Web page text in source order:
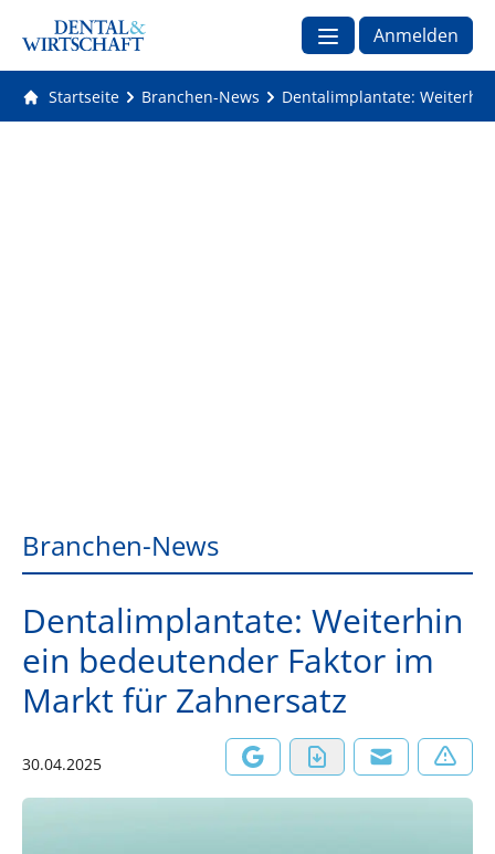
Anmelden
Startseite Branchen-News Dentalimplantate:
Branchen-News
Dentalimplantate: Weiterhin
ein bedeutender Faktor im
Markt für Zahnersatz
30.04.2025